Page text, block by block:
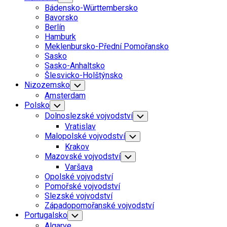
Child
Menu
Bádensko-Württembersko
Bavorsko
Berlín
Hamburk
Meklenbursko-Přední Pomořansko
Sasko
Sasko-Anhaltsko
Šlesvicko-Holštýnsko
Nizozemsko Toggle
Child
Menu
Amsterdam
Polsko Toggle
Child
Menu
Dolnoslezské vojvodství Toggle
Child
Menu
Vratislav
Malopolské vojvodství Toggle
Child
Menu
Krakov
Mazovské vojvodství Toggle
Child
Varšava
Opolské vojvodství
Pomořské vojvodství
Slezské vojvodství
Západopomořanské vojvodství
Portugalsko Toggle
Child